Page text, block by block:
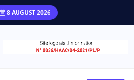
8 AUGUST 2026